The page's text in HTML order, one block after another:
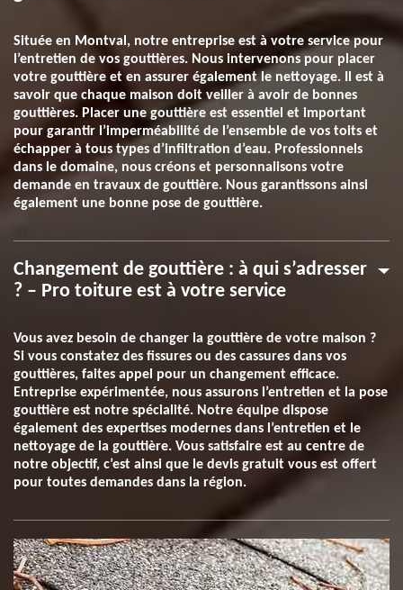
Située en Montval, notre entreprise est à votre service pour
l’entretien de vos gouttières. Nous intervenons pour placer
votre gouttière et en assurer également le nettoyage. Il est à
savoir que chaque maison doit veiller à avoir de bonnes
gouttières. Placer une gouttière est essentiel et important
pour garantir l’imperméabilité de l’ensemble de vos toits et
échapper à tous types d’infiltration d’eau. Professionnels
dans le domaine, nous créons et personnalisons votre
demande en travaux de gouttière. Nous garantissons ainsi
également une bonne pose de gouttière.
Changement de gouttière : à qui s’adresser
? – Pro toiture est à votre service
Vous avez besoin de changer la gouttière de votre maison ?
Si vous constatez des fissures ou des cassures dans vos
gouttières, faites appel pour un changement efficace.
Entreprise expérimentée, nous assurons l’entretien et la pose
gouttière est notre spécialité. Notre équipe dispose
également des expertises modernes dans l’entretien et le
nettoyage de la gouttière. Vous satisfaire est au centre de
notre objectif, c’est ainsi que le devis gratuit vous est offert
pour toutes demandes dans la région.